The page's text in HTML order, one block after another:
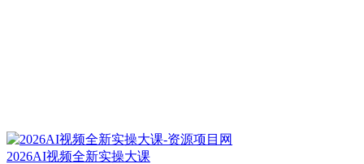
2026AI视频全新实操大课